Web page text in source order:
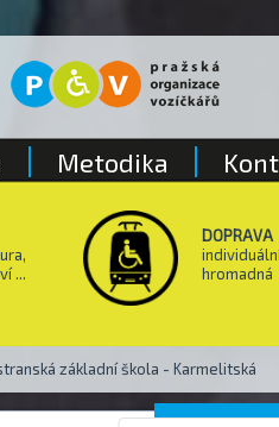
...
DOPRAVA
hromadná
základní škola - Karmelitská
Metodika